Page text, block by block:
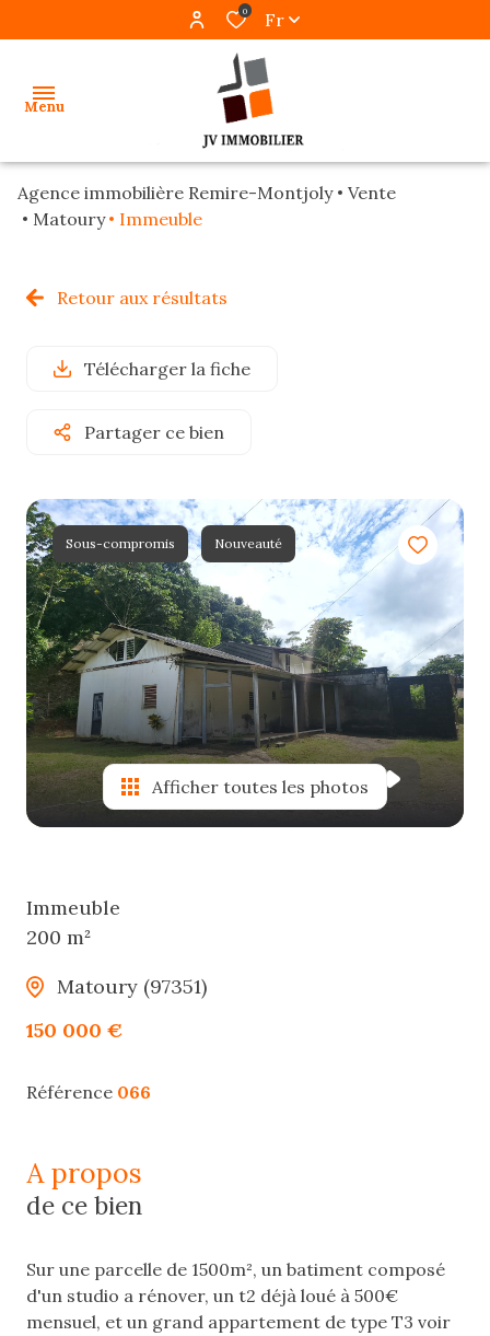
0 Fr
Menu
accueil
locations
gestion
neufs
e-
mail
estimation
contact
Agence immobilière Remire-Montjoly
Vente
Matoury
Immeuble
Retour aux résultats
Télécharger la fiche
Partager ce bien
Sous-compromis Nouveauté
Afficher toutes les photos
Immeuble
200 m²
Matoury (97351)
150 000 €
Référence 066
a propos
de ce bien
Sur une parcelle de 1500m², un batiment composé
d'un studio a rénover, un t2 déjà loué à 500€
mensuel, et un grand appartement de type T3 voir